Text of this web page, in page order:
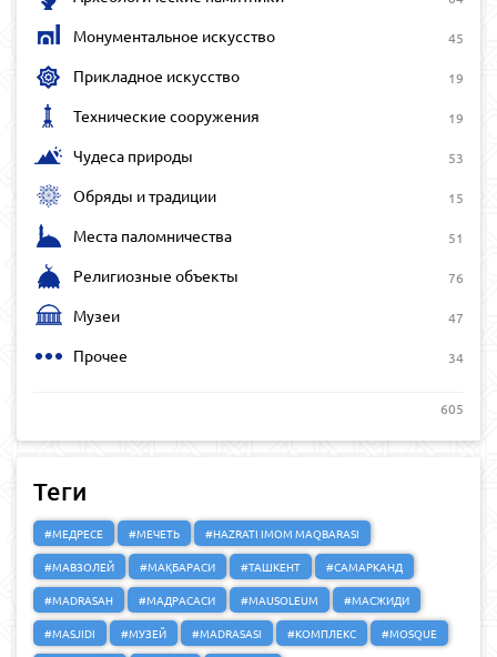
Монументальное искусство 45
Прикладное искусство 19
Технические сооружения 19
Чудеса природы 53
Обряды и традиции 15
Места паломничества 51
Религиозные объекты 76
Музеи 47
Прочее 34
605
Теги
#МЕДРЕСЕ #МЕЧЕТЬ
#HAZRATI IMOM MAQBARASI
#МАВЗОЛЕЙ
#МАҚБАРАСИ #ТАШКЕНТ
#САМАРКАНД
#MADRASAH
#МАДРАСАСИ #MAUSOLEUM
#МАСЖИДИ
#MASJIDI
#МУЗЕЙ #MADRASASI #КОМПЛЕКС
#MOSQUE